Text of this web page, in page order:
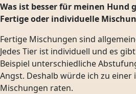
Was ist besser für meinen Hund
Fertige oder individuelle
Fertige Mischungen sind
Jedes Tier ist individuell und es
Beispiel unterschiedliche
Angst. Deshalb würde ich zu einer
Mischungen raten.